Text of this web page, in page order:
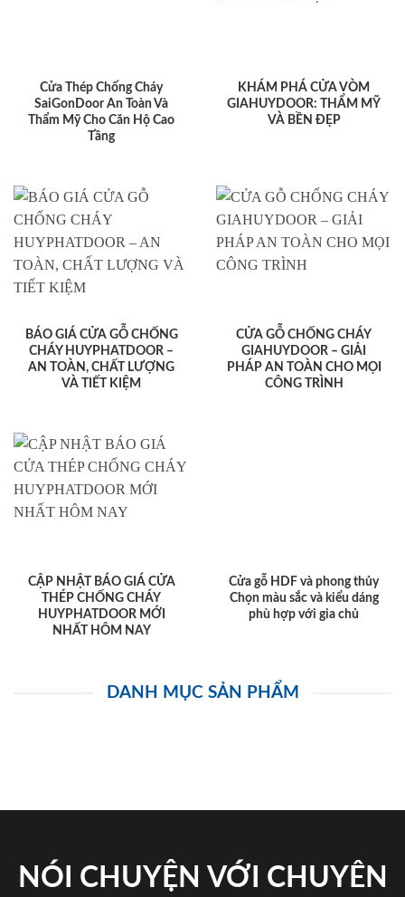
Cửa Thép Chống Cháy
SaiGonDoor An Toàn Và
Thẩm Mỹ Cho Căn Hộ Cao
Tầng
KHÁM PHÁ CỬA VÒM
GIAHUYDOOR: THẨM MỸ
VÀ BỀN ĐẸP
BÁO GIÁ CỬA GỖ CHỐNG
CHÁY HUYPHATDOOR –
AN TOÀN, CHẤT LƯỢNG
VÀ TIẾT KIỆM
CỬA GỖ CHỐNG CHÁY
GIAHUYDOOR – GIẢI
PHÁP AN TOÀN CHO MỌI
CÔNG TRÌNH
CẬP NHẬT BÁO GIÁ CỬA
THÉP CHỐNG CHÁY
HUYPHATDOOR MỚI
NHẤT HÔM NAY
Cửa gỗ HDF và phong thủy
Chọn màu sắc và kiểu dáng
phù hợp với gia chủ
DANH MỤC SẢN PHẨM
NÓI CHUYỆN VỚI CHUYÊN